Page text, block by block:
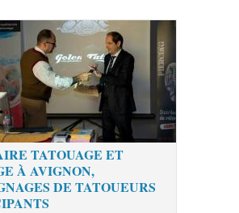
TATOUAGE ET
À AVIGNON,
DE TATOUEURS